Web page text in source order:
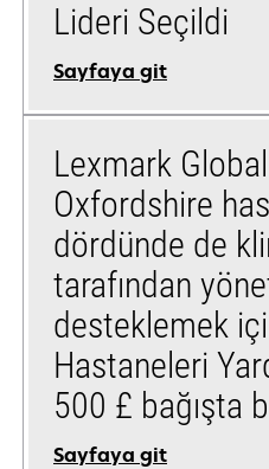
Lideri Seçildi
Sayfaya git
Lexmark
Oxfordshire
dördünde de
tarafından
desteklemek
Hastaneleri
500 £ bağışta
Sayfaya git